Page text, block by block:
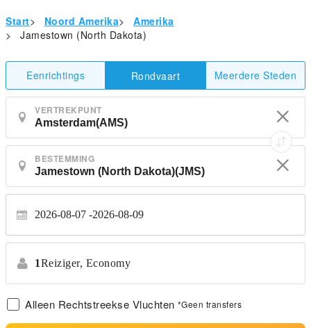
Start> Noord Amerika>
Amerika
>
Jamestown (North Dakota)
Eenrichtings Rondvaart Meerdere Steden
VERTREKPUNT
BESTEMMING
2026-08-07 2026-08-09
1Reiziger, Economy
Alleen Rechtstreekse Vluchten *Geen transfers